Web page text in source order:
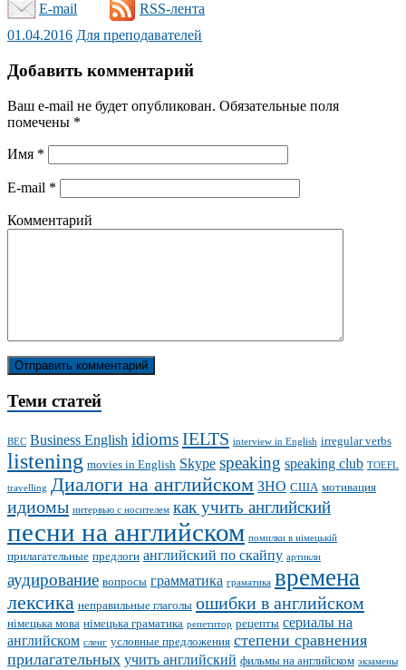
E-mail
RSS-лента
01.04.2016 Для преподавателей
Добавить комментарий
Ваш e-mail не будет опубликован. Обязательные поля
помечены *
Имя *
E-mail *
Комментарий
Теми статей
BEC Business English idiomsIELTS interview in English irregular verbs
listening movies in English Skype speaking speaking club TOEFL
travelling Диалоги на английском ЗНО США мотивация
идиомы интервью с носителем как учить английский
песни на английском помилки в німецькій
прилагательные предлоги английский по скайпу артикли
аудирование вопросы грамматика граматика времена
лексика неправильные глаголы ошибки в английском
німецька мова німецька граматика репетитор рецепты сериалы на
английском сленг условные предложения степени сравнения
прилагательных учить английский фильмы на английском экзамены